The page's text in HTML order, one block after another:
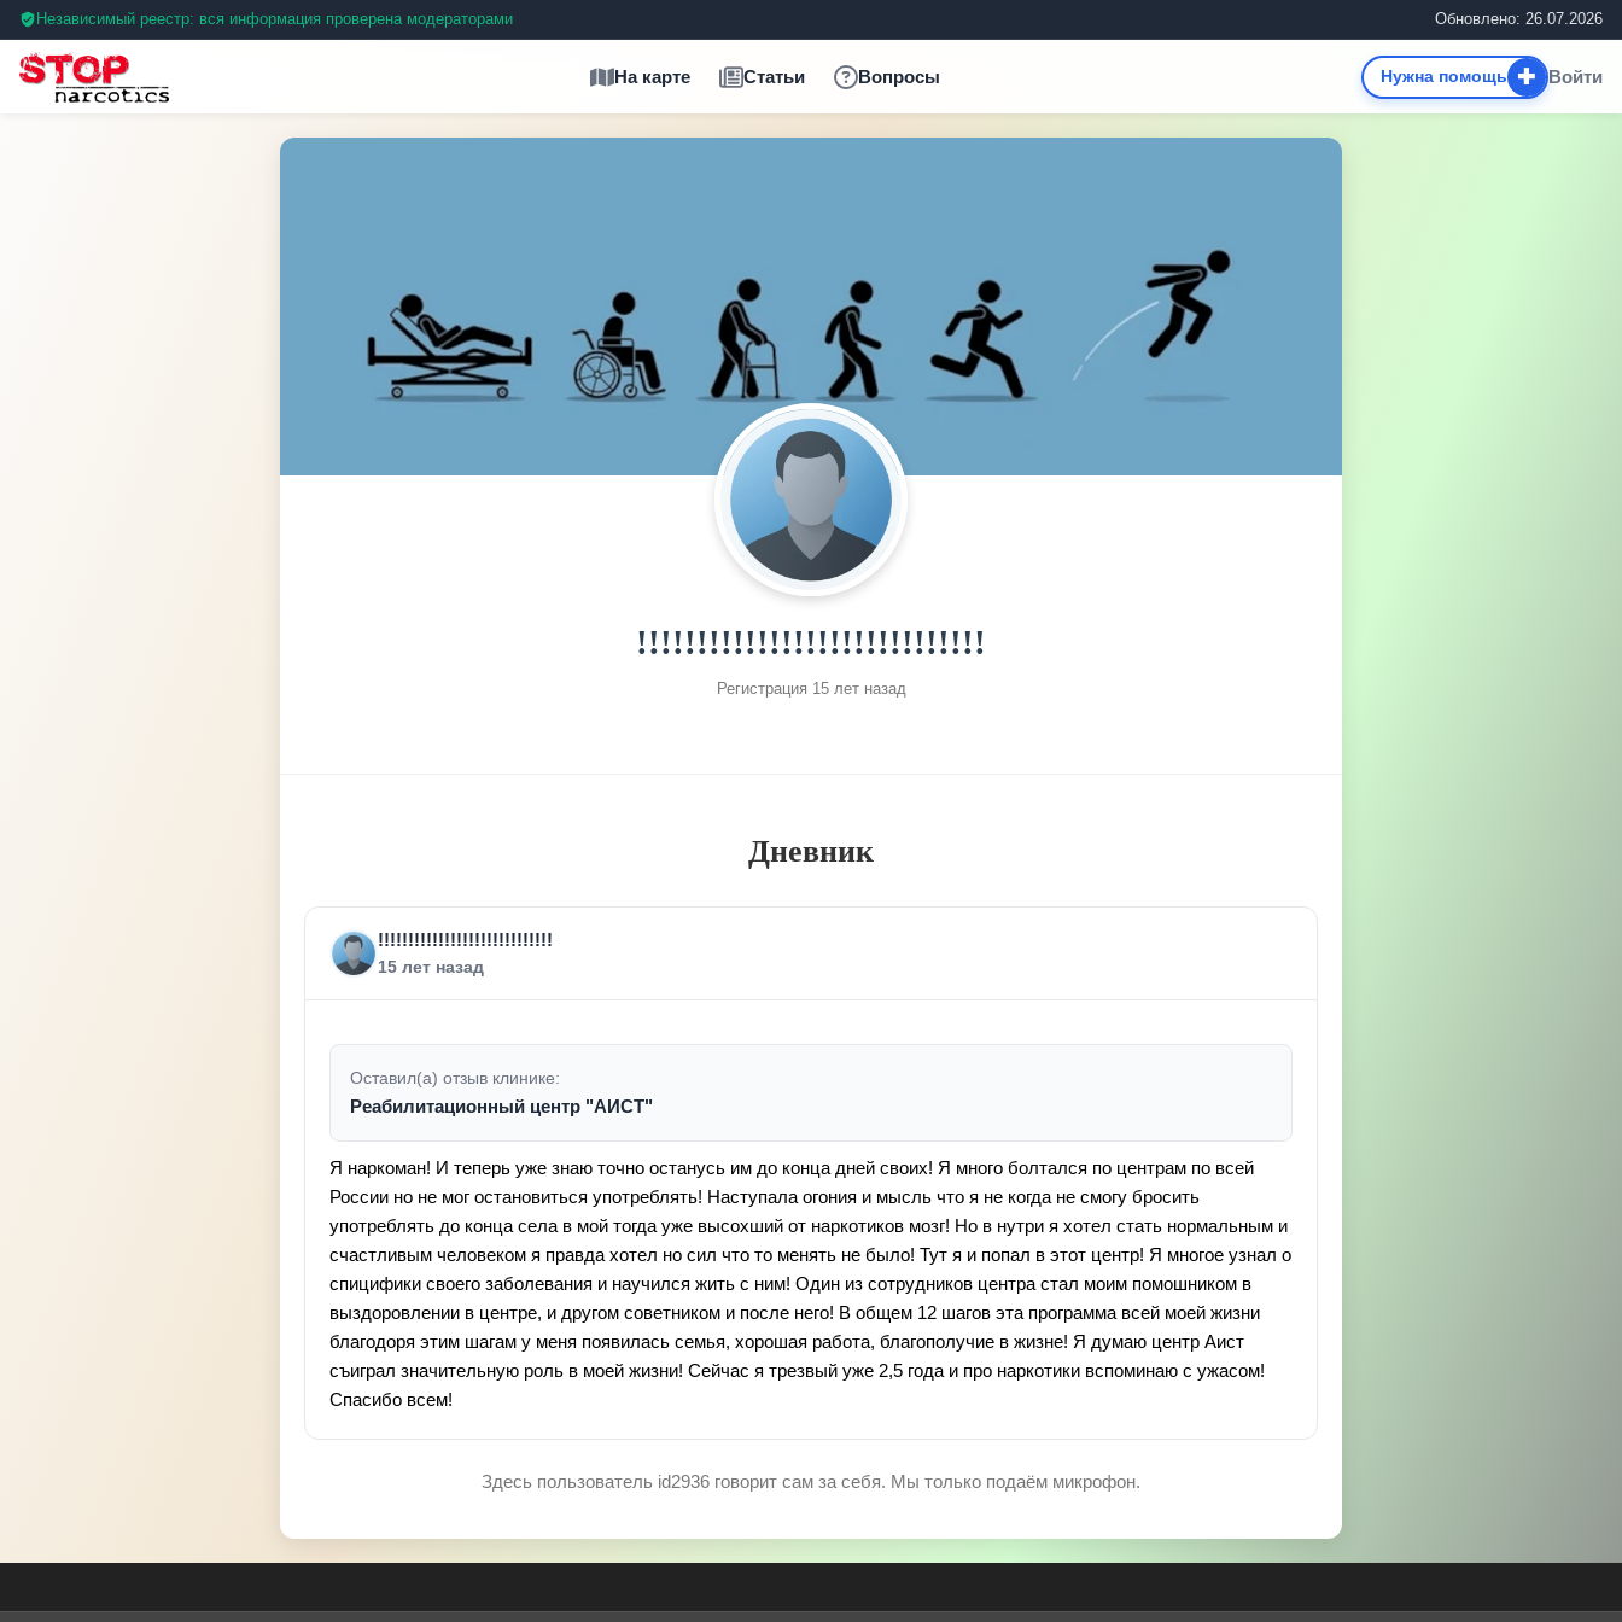
Независимый реестр: вся информация проверена модераторами Обновлено: 26.07.2026
На карте Статьи Вопросы Нужна помощь ✚ Войти
!!!!!!!!!!!!!!!!!!!!!!!!!!!!!
Регистрация 15 лет назад
Дневник
!!!!!!!!!!!!!!!!!!!!!!!!!!!!!
15 лет назад
Оставил(а) отзыв клинике:
Реабилитационный центр "АИСТ"
Я наркоман! И теперь уже знаю точно останусь им до конца дней своих! Я много болтался по центрам по всей
России но не мог остановиться употреблять! Наступала огония и мысль что я не когда не смогу бросить
употреблять до конца села в мой тогда уже высохший от наркотиков мозг! Но в нутри я хотел стать нормальным и
счастливым человеком я правда хотел но сил что то менять не было! Тут я и попал в этот центр! Я многое узнал о
спицифики своего заболевания и научился жить с ним! Один из сотрудников центра стал моим помошником в
выздоровлении в центре, и другом советником и после него! В общем 12 шагов эта программа всей моей жизни
благодоря этим шагам у меня появилась семья, хорошая работа, благополучие в жизне! Я думаю центр Аист
съиграл значительную роль в моей жизни! Сейчас я трезвый уже 2,5 года и про наркотики вспоминаю с ужасом!
Спасибо всем!
Здесь пользователь id2936 говорит сам за себя. Мы только подаём микрофон.